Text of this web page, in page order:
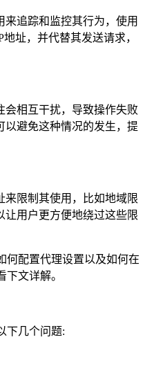
追踪和监控其行为，使用
址，并代替其发送请求，
会相互干扰，导致操作失败
以避免这种情况的发生，提
来限制其使用，比如地域限
让用户更方便地绕过这些限
何配置代理设置以及如何在
文详解。
下几个问题: